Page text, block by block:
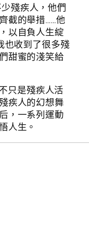
殘疾人，他們
截的舉措……他
以自負人生綻
也收到了很多殘
甜蜜的淺笑給
只是殘疾人活
疾人的幻想舞
，一系列運動
人生。